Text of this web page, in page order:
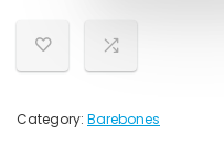
Category: Barebones